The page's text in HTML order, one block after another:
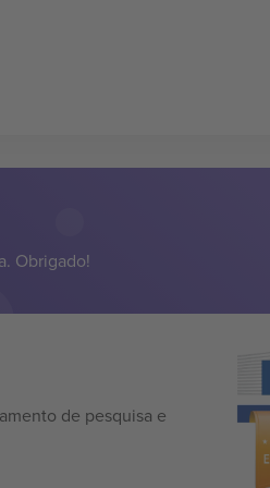
Obrigado!
de pesquisa e